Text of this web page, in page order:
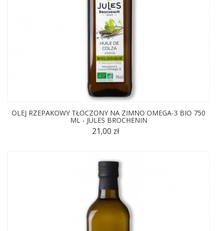
OLEJ RZEPAKOWY TŁOCZONY NA ZIMNO OMEGA-3 BIO 750
ML - JULES BROCHENIN
21,00 zł